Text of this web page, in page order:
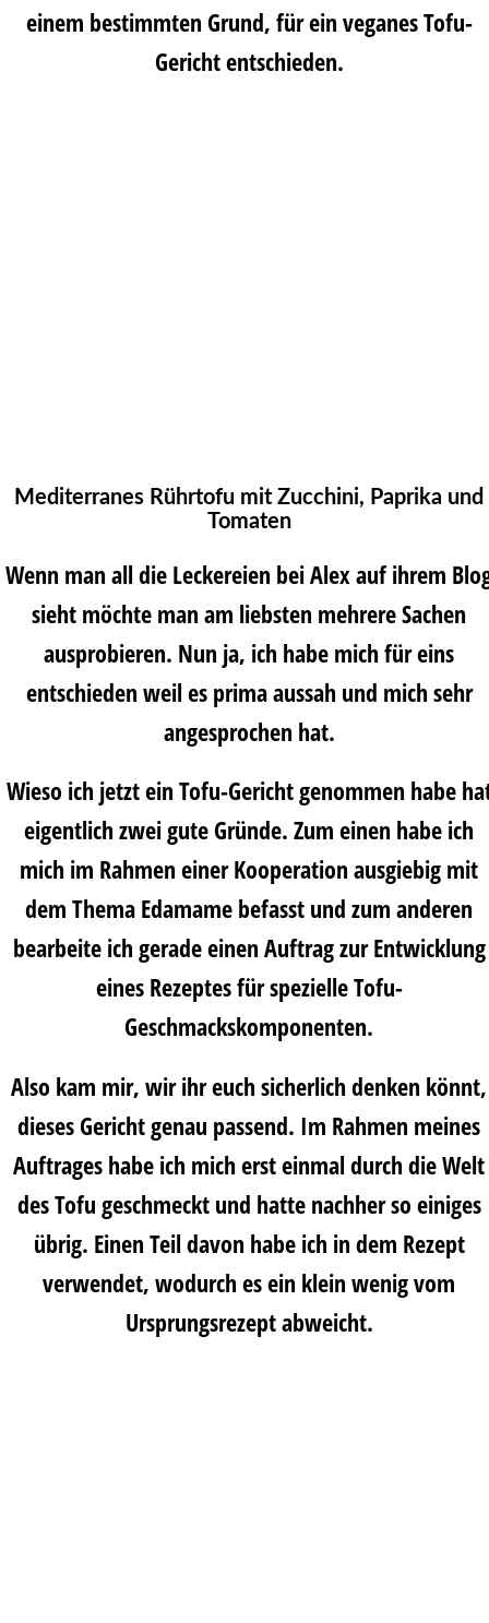
einem bestimmten Grund, für ein veganes Tofu-
Gericht entschieden.
Mediterranes Rührtofu mit Zucchini, Paprika und
Tomaten
Wenn man all die Leckereien bei Alex auf ihrem
sieht möchte man am liebsten mehrere Sachen
ausprobieren. Nun ja, ich habe mich für eins
entschieden weil es prima aussah und mich sehr
angesprochen hat.
Wieso ich jetzt ein Tofu-Gericht genommen habe
eigentlich zwei gute Gründe. Zum einen habe ich
mich im Rahmen einer Kooperation ausgiebig mit
dem Thema Edamame befasst und zum anderen
bearbeite ich gerade einen Auftrag zur Entwicklung
eines Rezeptes für spezielle Tofu-
Geschmackskomponenten.
Also kam mir, wir ihr euch sicherlich denken könnt,
dieses Gericht genau passend. Im Rahmen meines
Auftrages habe ich mich erst einmal durch die Welt
des Tofu geschmeckt und hatte nachher so einiges
übrig. Einen Teil davon habe ich in dem Rezept
verwendet, wodurch es ein klein wenig vom
Ursprungsrezept abweicht.